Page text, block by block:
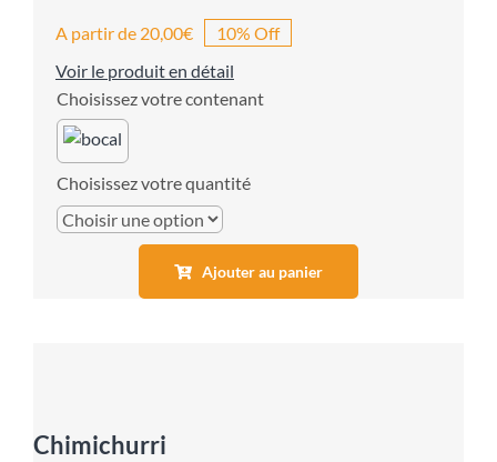
A partir de 20,00€
10% Off
Voir le produit en détail
contenant
quantité
Ajouter au panier
Chimichurri